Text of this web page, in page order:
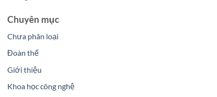
Chuyên mục
Chưa phân loại
Đoàn thể
Giới thiệu
Khoa học công nghệ